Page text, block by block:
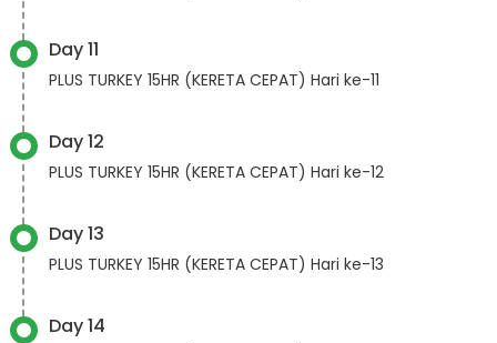
Day 11
PLUS TURKEY 15HR (KERETA CEPAT) Hari ke-11
Day 12
PLUS TURKEY 15HR (KERETA CEPAT) Hari ke-12
Day 13
PLUS TURKEY 15HR (KERETA CEPAT) Hari ke-13
Day 14